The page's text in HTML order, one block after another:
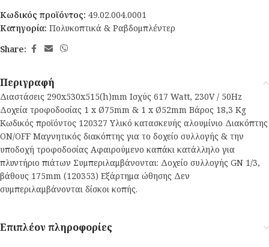
Κωδικός προϊόντος: 49.02.004.0001
Κατηγορία: Πολυκοπτικά & Ραβδομπλέντερ
Share:
Περιγραφή
Διαστάσεις 290x530x515(h)mm Ισχύς 617 Watt, 230V / 50Hz
Δοχεία τροφοδοσίας 1 x Ø75mm & 1 x Ø52mm Βάρος 18,3 Kg
Κωδικός προϊόντος 120327 Υλικό κατασκευής αλουμίνιο Διακόπτης
ON/OFF Μαγνητικός διακόπτης για το δοχείο συλλογής & την
υποδοχή τροφοδοσίας Αφαιρούμενο καπάκι κατάλληλο για
πλυντήριο πιάτων Συμπεριλαμβάνονται: Δοχείο συλλογής GN 1/3,
βάθους 175mm (120353) Εξάρτημα ώθησης Δεν
συμπεριλαμβάνονται δίσκοι κοπής.
Επιπλέον πληροφορίες